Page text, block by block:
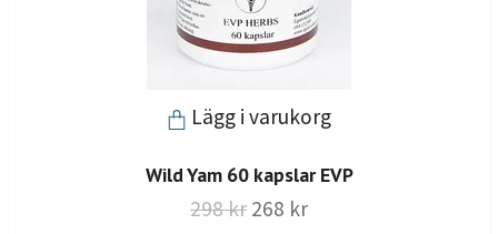
Lägg i varukorg
Wild Yam 60 kapslar EVP
298 kr 268 kr